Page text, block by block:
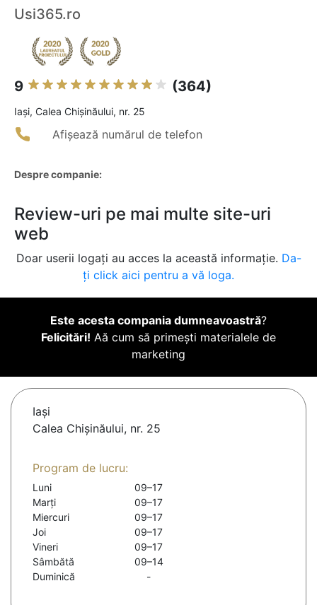
Usi365.ro
9 (364)
Iaşi, Calea Chișinăului, nr. 25
Afișează numărul de telefon
Despre companie:
Review-uri pe mai multe site-uri
web
Doar userii logați au acces la această informație. Da-
ți click aici pentru a vă loga.
Este acesta compania dumneavoastră?
Felicitări! Aă cum să primești materialele de
marketing
Iaşi
Calea Chișinăului, nr. 25
Program de lucru:
Luni
09–17
Marți
09–17
Miercuri
09–17
Joi
09–17
Vineri
09–17
Sâmbătă
09–14
Duminică
-